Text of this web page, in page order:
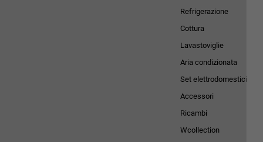
Refrigerazione
Cottura
Lavastoviglie
Aria condizionata
Set elettrodomestici
Accessori
Ricambi
Wcollection